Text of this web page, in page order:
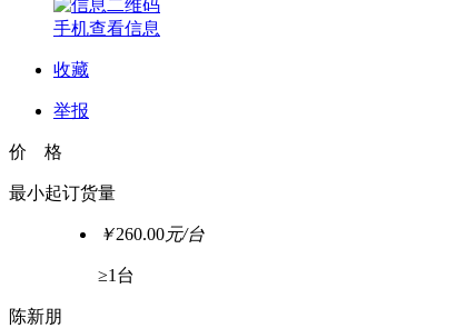
手机查看信息
收藏
举报
价 格
最小起订货量
￥260.00元/台
≥1台
陈新朋